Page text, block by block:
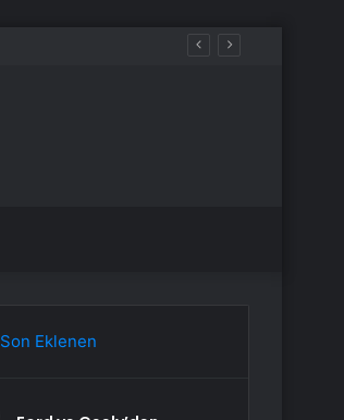
Son Eklenen